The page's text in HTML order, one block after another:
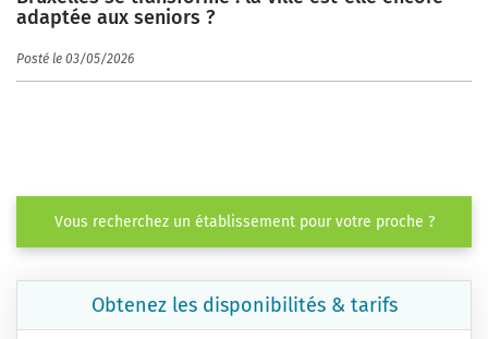
adaptée aux seniors ?
Posté le 03/05/2026
Vous recherchez un établissement pour votre proche ?
Obtenez les disponibilités & tarifs